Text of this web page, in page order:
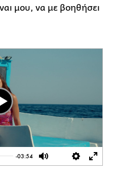
μου, να με βοηθήσει
-03:54
Mute Settings
Play